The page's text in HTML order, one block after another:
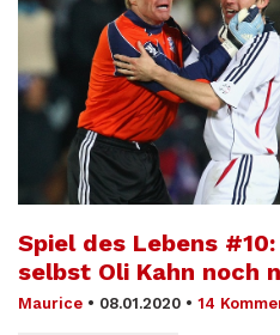
Spiel des Lebens
selbst Oli Kahn noch
Maurice • 08.01.2020 • 14